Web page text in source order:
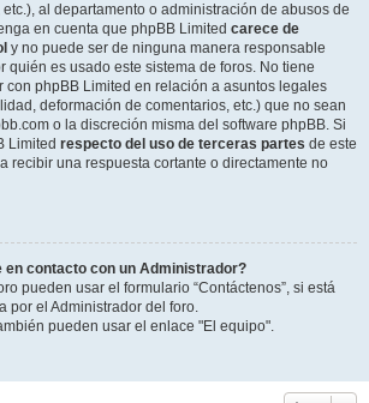
al departamento o administración de abusos de
en cuenta que phpBB Limited carece de
y no puede ser de ninguna manera responsable
quién es usado este sistema de foros. No tiene
con phpBB Limited en relación a asuntos legales
deformación de comentarios, etc.) que no sean
o la discreción misma del software phpBB. Si
Limited respecto del uso de terceras partes de este
recibir una respuesta cortante o directamente no
en contacto con un Administrador?
pueden usar el formulario “Contáctenos”, si está
por el Administrador del foro.
pueden usar el enlace "El equipo".